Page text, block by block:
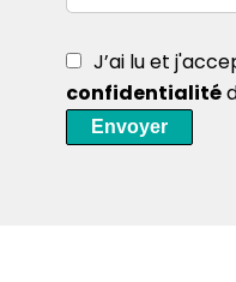
J’ai lu et
confidentialité
Envoyer